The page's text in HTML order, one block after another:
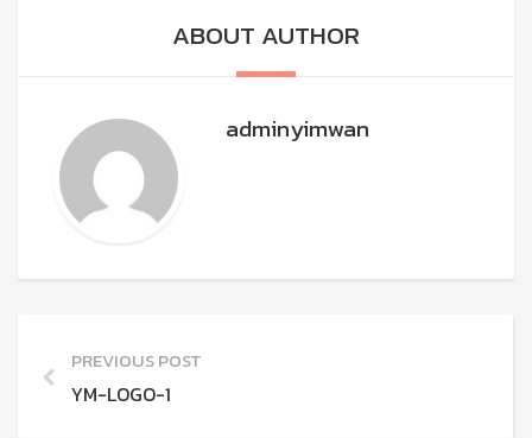
ABOUT AUTHOR
adminyimwan
PREVIOUS POST
YM-LOGO-1